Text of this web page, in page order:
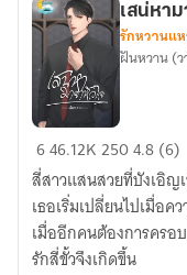
เสน่หา
มายา
หัวใจ
เสน่หา
รักหวานแ
ฝันหวาน (ว
646.12K2504.8 (6)
สี่สาวแสนสวยที่บังเอิญ
เธอเริ่มเปลี่ยนไปเมื่อ
เมื่ออีกคนต้องการครอ
รักสี่ขั้วจึงเกิดขึ้น